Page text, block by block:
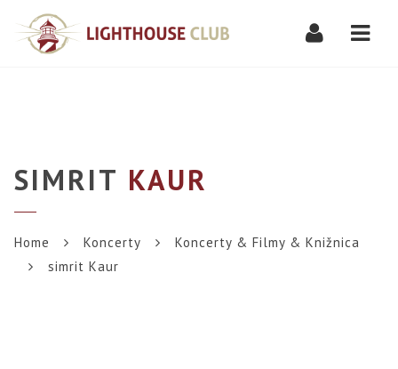
SIMRIT KAUR
Home Koncerty
Koncerty & Filmy & Knižnica
simrit Kaur